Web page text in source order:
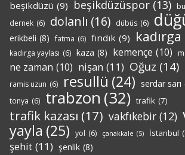
beşikdüzü (9) beşikdüzüspor (13)
dernek (6) dolanlı (16) dübüs (6)
erikbeli (8) fatma (6) fındık (9) kadırga
kadırga yaylası (6) kaza (8) kemençe (10)
ne zaman (10) nişan (11) Oğuz (14)
ramis uzun (6) resullü (24) serdar sarı
tonya (6) trabzon (32) trafik (7)
trafik kazası (17) vakfıkebir (12)
yayla (25) yol (6) çanakkale (5) İstanbul
şehit (11) şenlik (8)